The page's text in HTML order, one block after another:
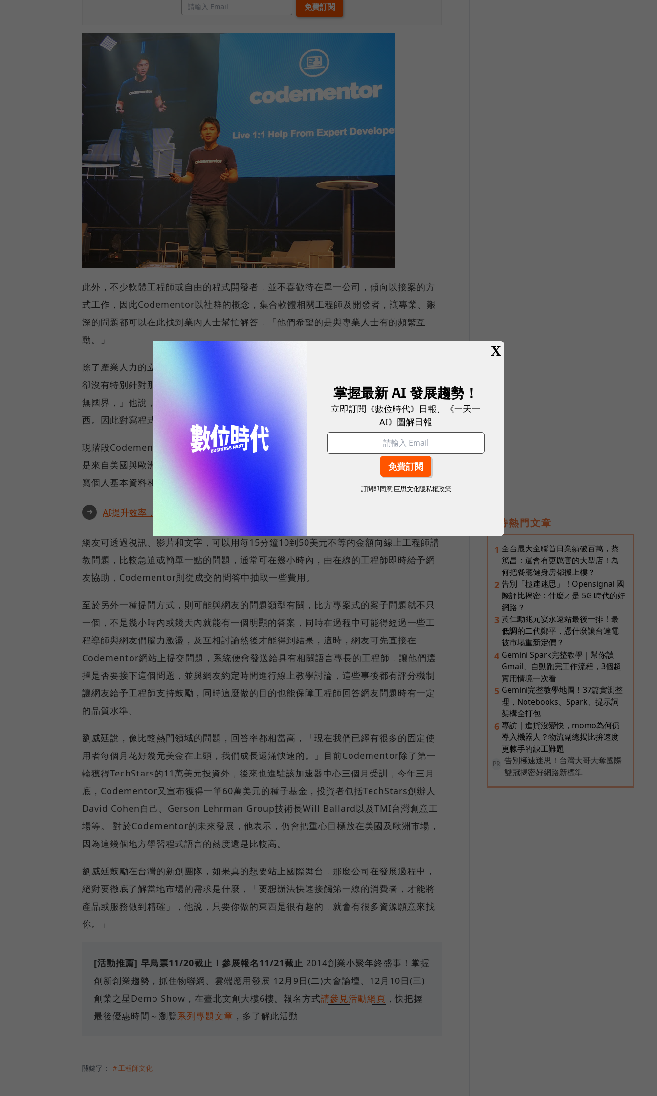
此外，不少軟體工程師或自由的程式開發者，並不喜歡待在單一公司，傾向以接案的方
式工作，因此Codementor以社群的概念，集合軟體相關工程師及開發者，讓專業、艱
深的問題都可以在此找到業內人士幫忙解答，「他們希望的是與專業人士有的頻繁互
動。」
除了產業人力的立即需求，劉威廷也發現，目前市面上即便有不少的線上學習平台，但
卻沒有特別針對那些想要學寫程式的人提供最合適的環境。「線上學習已經變得愈來愈
無國界，」他說，重點不在於修了多少課，拿了幾張證書，而是有沒有真正的學到東
西。因此對寫程式有興趣的人，也能在透過雲端的便利性學習，滿足許多人的學習需求
現階段Codementor已有1200位工程師通過審核過關，可以為網友提供解答，大部分都
是來自美國與歐洲的程式導師，而想加入導師行列者，也可以自行到Codementor上填
寫個人基本資料和專長語言。
➜ AI提升效率，永續決定未來！全球永續指標企業認證☀️100 MVP等你角逐雙獎榮譽
網友可透過視訊、影片和文字，可以用每15分鐘10到50美元不等的金額向線上工程師請
教問題，比較急迫或簡單一點的問題，通常可在幾小時內，由在線的工程師即時給予網
友協助，Codementor則從成交的問答中抽取一些費用。
至於另外一種提問方式，則可能與網友的問題類型有關，比方專案式的案子問題就不只
一個，不是幾小時內或幾天內就能有一個明顯的答案，同時在過程中可能得經過一些工
程導師與網友們腦力激盪，及互相討論然後才能得到結果，這時，網友可先直接在
Codementor網站上提交問題，系統便會發送給具有相關語言專長的工程師，讓他們選
擇是否要接下這個問題，並與網友約定時間進行線上教學討論，這些事後都有評分機制
讓網友給予工程師支持鼓勵，同時這麼做的目的也能保障工程師回答網友問題時有一定
的品質水準。
劉威廷說，像比較熱門領域的問題，回答率都相當高，「現在我們已經有很多的固定使
用者每個月花好幾元美金在上頭，我們成長還滿快速的。」目前Codementor除了第一
輪獲得TechStars的11萬美元投資外，後來也進駐該加速器中心三個月受訓，今年三月
底，Codementor又宣布獲得一筆60萬美元的種子基金，投資者包括TechStars創辦人
David Cohen自己、Gerson Lehrman Group技術長Will Ballard以及TMI台灣創意工
場等。 對於Codementor的未來發展，他表示，仍會把重心目標放在美國及歐洲市場，
因為這幾個地方學習程式語言的熱度還是比較高。
劉威廷鼓勵在台灣的新創團隊，如果真的想要站上國際舞台，那麼公司在發展過程中，
絕對要徹底了解當地市場的需求是什麼，「要想辦法快速接觸第一線的消費者，才能將
產品或服務做到精確」，他說，只要你做的東西是很有趣的，就會有很多資源願意來找
你。」
[活動推薦] 早鳥票11/20截止！參展報名11/21截止 2014創業小聚年終盛事！掌握
創新創業趨勢，抓住物聯網、雲端應用發展 12月9日(二)大會論壇、12月10日(三)
創業之星Demo Show，在臺北文創大樓6樓。報名方式請參見活動網頁 ，快把握
最後優惠時間～瀏覽系列專題文章 ，多了解此活動
關鍵字： ＃工程師文化
即時熱門文章
1 全台最大全聯首日業績破百萬，蔡
篤昌：還會有更厲害的大型店！為
何把餐廳健身房都搬上樓？
2 告別「極速迷思」！Opensignal 國
際評比揭密：什麼才是 5G 時代的好
網路？
3 黃仁勳兆元宴永遠站最後一排！最
低調的二代鄭平，憑什麼讓台達電
被市場重新定價？
4 Gemini Spark完整教學｜幫你讀
Gmail、自動跑完工作流程，3個超
實用情境一次看
5 Gemini完整教學地圖！37篇實測整
理，Notebooks、Spark、提示詞
架構全打包
6 專訪｜進貨沒變快，momo為何仍
導入機器人？物流副總揭比拚速度
更棘手的缺工難題
PR
告別極速迷思！台灣大哥大奪國際
雙冠揭密好網路新標準
X
掌握最新 AI 發展趨勢！
立即訂閱《數位時代》日報、《一天一
AI》圖解日報
訂閱即同意 巨思文化隱私權政策